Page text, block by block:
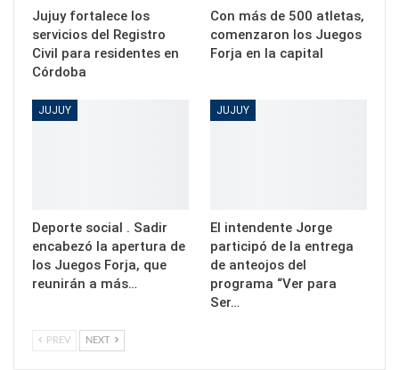
Jujuy fortalece los
servicios del Registro
Civil para residentes en
Córdoba
Con más de 500 atletas,
comenzaron los Juegos
Forja en la capital
JUJUY
Deporte social . Sadir
encabezó la apertura de
los Juegos Forja, que
reunirán a más…
JUJUY
El intendente Jorge
participó de la entrega
de anteojos del
programa “Ver para
Ser…
PREV NEXT